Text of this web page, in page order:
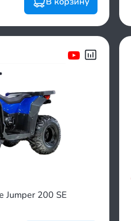
Jumper 200 SE